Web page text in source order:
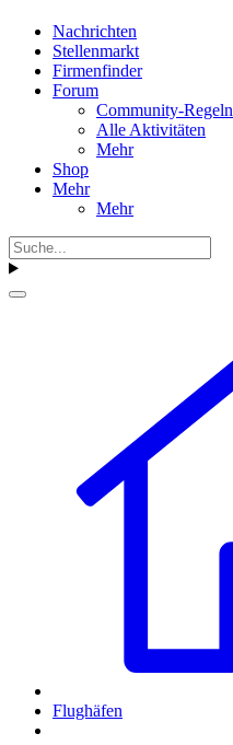
Nachrichten
Stellenmarkt
Firmenfinder
Forum
Community-Regeln
Alle Aktivitäten
Mehr
Shop
Mehr
Mehr
Flughäfen